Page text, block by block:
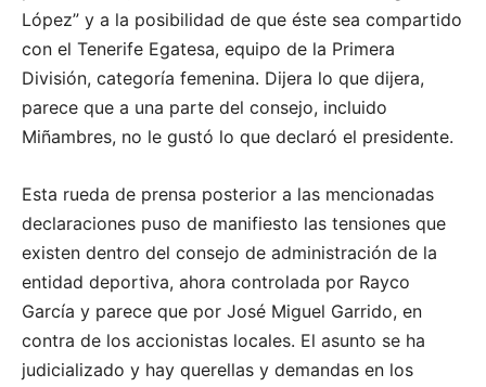
López” y a la posibilidad de que éste sea compartido
con el Tenerife Egatesa, equipo de la Primera
División, categoría femenina. Dijera lo que dijera,
parece que a una parte del consejo, incluido
Miñambres, no le gustó lo que declaró el presidente.
Esta rueda de prensa posterior a las mencionadas
declaraciones puso de manifiesto las tensiones que
existen dentro del consejo de administración de la
entidad deportiva, ahora controlada por Rayco
García y parece que por José Miguel Garrido, en
contra de los accionistas locales. El asunto se ha
judicializado y hay querellas y demandas en los